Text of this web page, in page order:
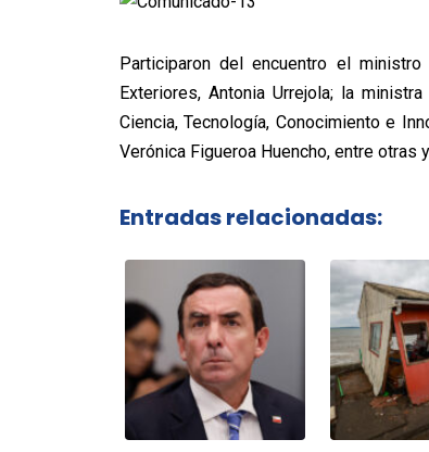
Participaron del encuentro el
Exteriores, Antonia Urrejola; la
Ciencia, Tecnología, Conocimiento e
Verónica Figueroa Huencho, entre otras
Entradas relacionadas: